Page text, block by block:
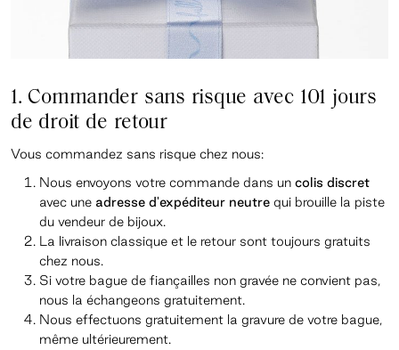
1. Commander sans risque avec 101 jours
de droit de retour
Vous commandez sans risque chez nous:
Nous envoyons votre commande dans un colis discret
avec une adresse d'expéditeur neutre qui brouille la piste
du vendeur de bijoux.
La livraison classique et le retour sont toujours gratuits
chez nous.
Si votre bague de fiançailles non gravée ne convient pas,
nous la échangeons gratuitement.
Nous effectuons gratuitement la gravure de votre bague,
même ultérieurement.